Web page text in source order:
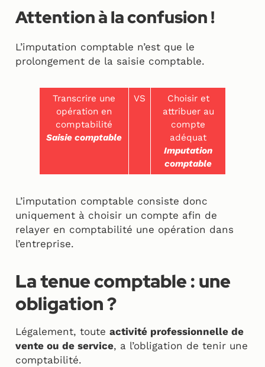
Attention à la confusion !
L’imputation comptable n’est que le
prolongement de la saisie comptable.
Transcrire une
opération en
comptabilité
Saisie comptable
VS
Choisir et
attribuer au
compte
adéquat
Imputation
comptable
L’imputation comptable consiste donc
uniquement à choisir un compte afin de
relayer en comptabilité une opération dans
l’entreprise.
La tenue comptable : une
obligation ?
Légalement, toute activité professionnelle de
vente ou de service, a l’obligation de tenir une
comptabilité.